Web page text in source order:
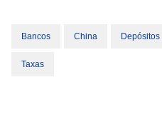
Bancos China Depósitos
Taxas